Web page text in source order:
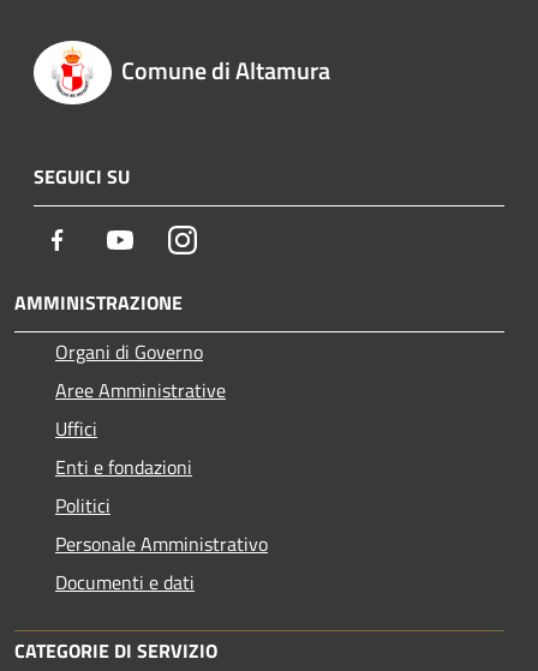
Comune di Altamura
SEGUICI SU
Facebook YoutubeInstagram
AMMINISTRAZIONE
Organi di Governo
Aree Amministrative
Uffici
Enti e fondazioni
Politici
Personale Amministrativo
Documenti e dati
CATEGORIE DI SERVIZIO